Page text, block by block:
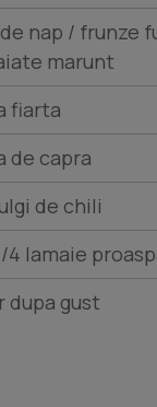
nap / frunze
marunt
fiarta
de capra
de chili
4 lamaie
dupa gust